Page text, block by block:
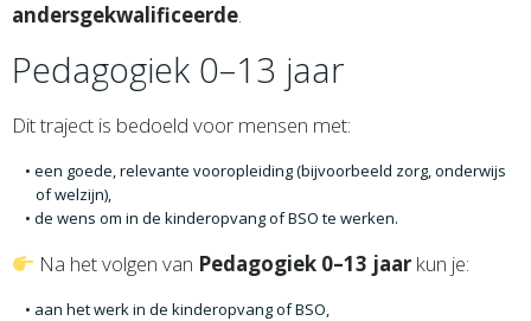
andersgekwalificeerde.
Pedagogiek 0–13 jaar
Dit traject is bedoeld voor mensen met:
een goede, relevante vooropleiding (bijvoorbeeld zorg, onderwijs
of welzijn),
de wens om in de kinderopvang of BSO te werken.
Na het volgen van Pedagogiek 0–13 jaar kun je:
aan het werk in de kinderopvang of BSO,